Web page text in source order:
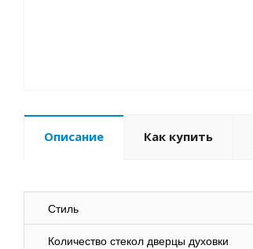
Описание Как купить
Стиль
Количество стекол дверцы духовки